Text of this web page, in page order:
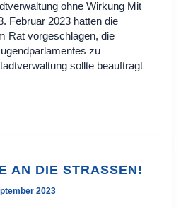
ohne Wirkung Mit
Februar 2023 hatten die
Rat vorgeschlagen, die
zu
sollte beauftragt
AN DIE STRASSEN!
2023